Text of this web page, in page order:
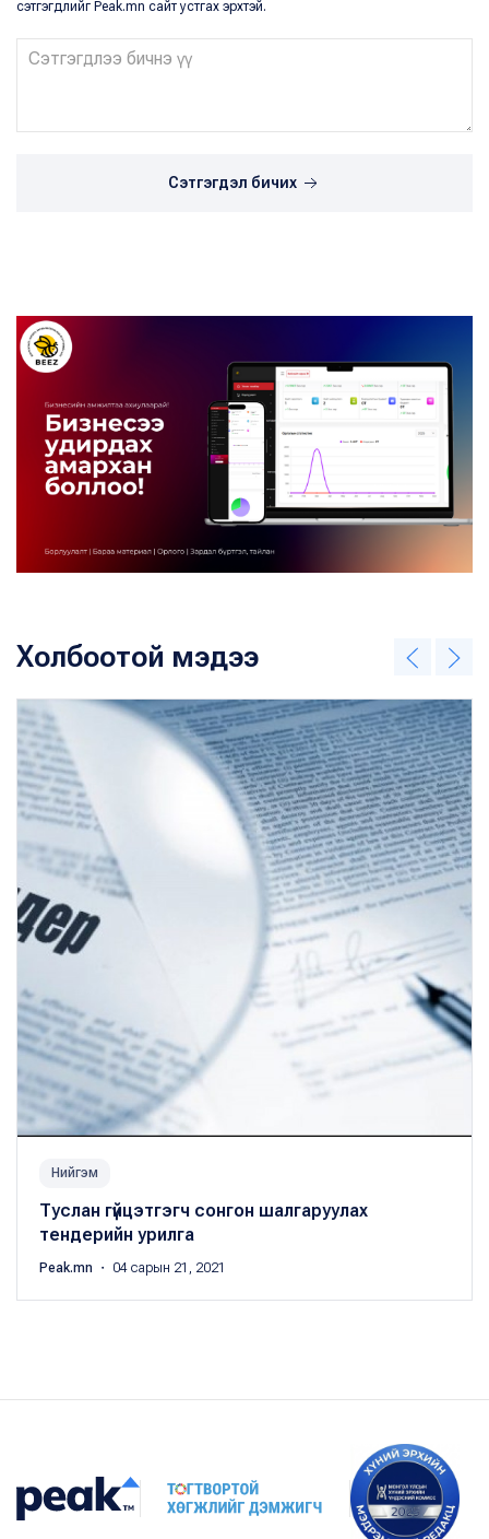
сэтгэгдлийг Peak.mn сайт устгах эрхтэй.
Сэтгэгдэл бичих
Холбоотой мэдээ
Нийгэм
Туслан гүйцэтгэгч сонгон шалгаруулах
тендерийн урилга
Peak.mn ・ 04 сарын 21, 2021